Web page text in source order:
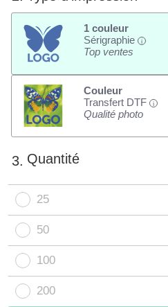
1 couleur
Sérigraphie
i
Top ventes
Couleur
Transfert DTF
i
Qualité photo
3. Quantité
25
50
100
200